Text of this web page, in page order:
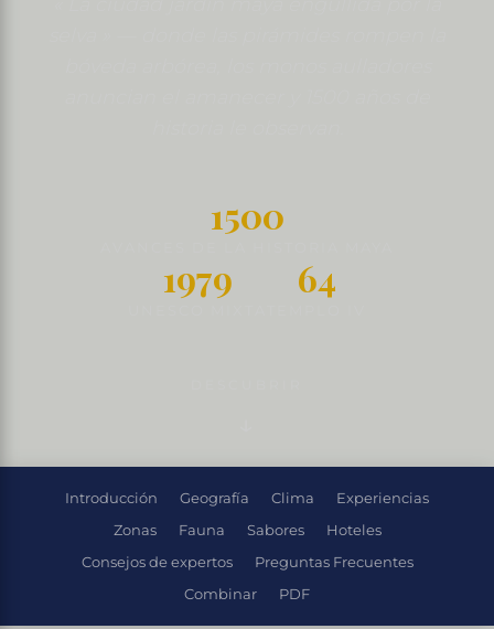
1500
1979 64
Introducción Geografía Clima
Experiencias
Zonas
Fauna Sabores
Hoteles
Consejos de expertos
Preguntas Frecuentes
Combinar
PDF